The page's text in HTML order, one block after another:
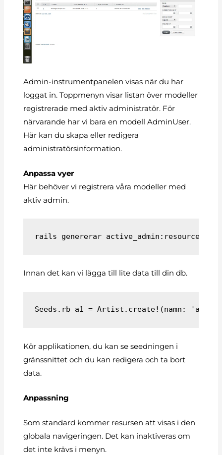
Admin-instrumentpanelen visas när du har
loggat in. Toppmenyn visar listan över modeller
registrerade med aktiv administratör. För
närvarande har vi bara en modell AdminUser.
Här kan du skapa eller redigera
administratörsinformation.
Anpassa vyer
Här behöver vi registrera våra modeller med
aktiv admin.
rails genererar active_admin:resource
Innan det kan vi lägga till lite data till din db.
Kör applikationen, du kan se seedningen i
gränssnittet och du kan redigera och ta bort
data.
Anpassning
Som standard kommer resursen att visas i den
globala navigeringen. Det kan inaktiveras om
det inte krävs i menyn.